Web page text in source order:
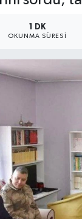
1 DK
OKUNMA SÜRESI